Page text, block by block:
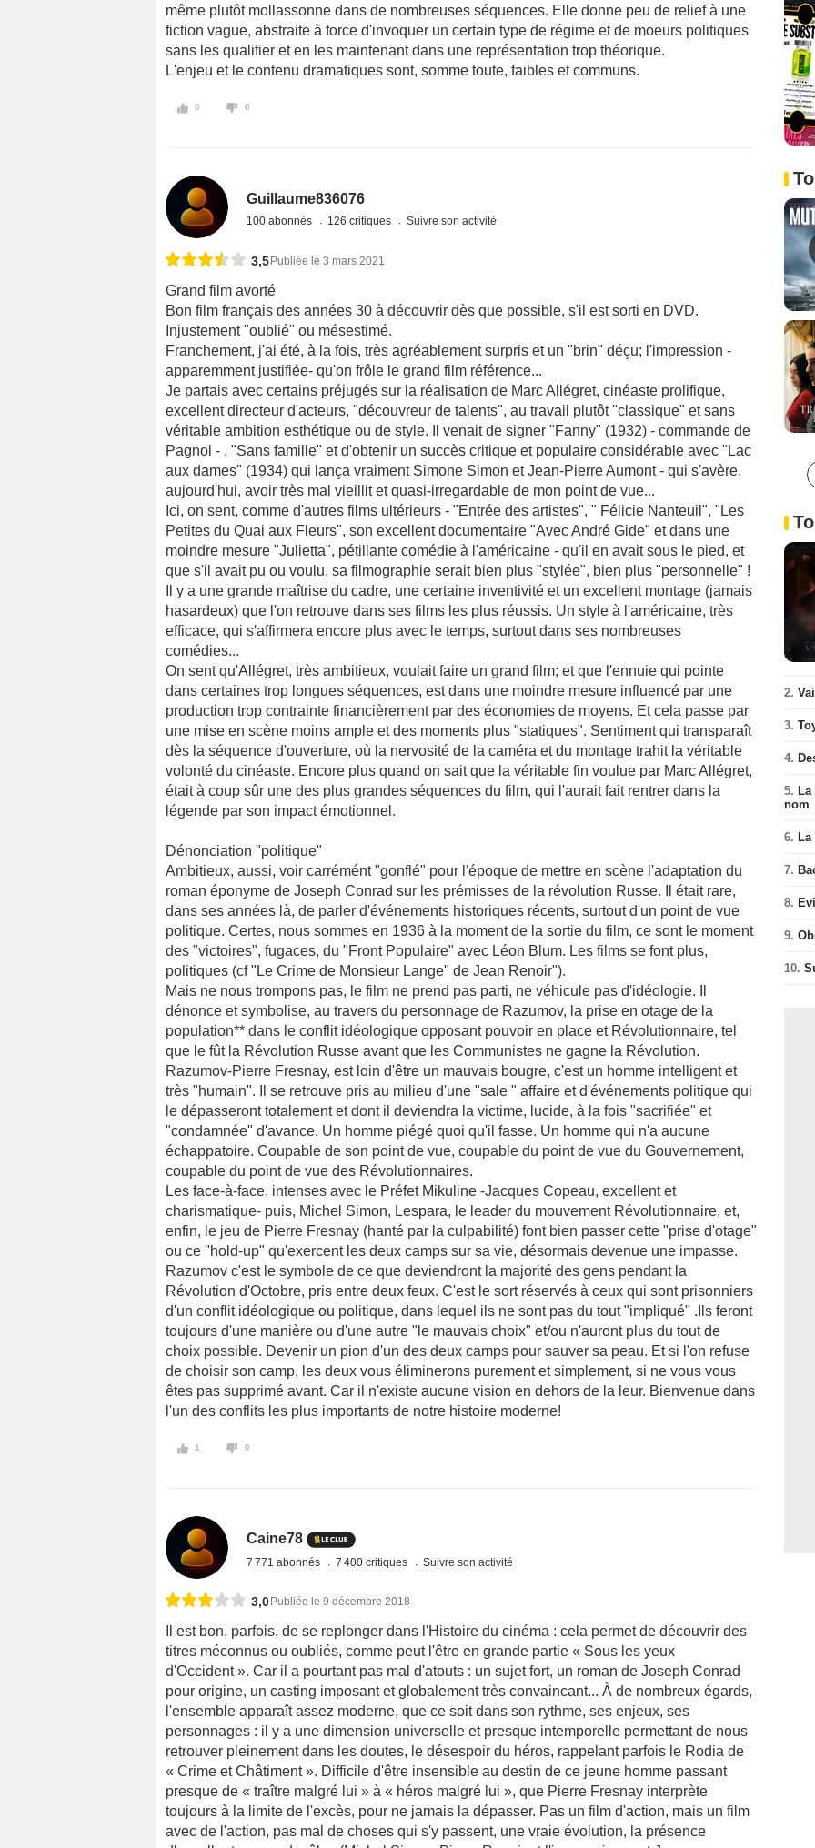
même plutôt mollassonne dans de nombreuses séquences. Elle donne peu de relief à une
fiction vague, abstraite à force d'invoquer un certain type de régime et de moeurs politiques
sans les qualifier et en les maintenant dans une représentation trop théorique.
L'enjeu et le contenu dramatiques sont, somme toute, faibles et communs.
0 0
Guillaume836076
100 abonnés 126 critiques Suivre son activité
3,5Publiée le 3 mars 2021
Grand film avorté
Bon film français des années 30 à découvrir dès que possible, s'il est sorti en DVD.
Injustement "oublié" ou mésestimé.
Franchement, j'ai été, à la fois, très agréablement surpris et un "brin" déçu; l'impression -
apparemment justifiée- qu'on frôle le grand film référence...
Je partais avec certains préjugés sur la réalisation de Marc Allégret, cinéaste prolifique,
excellent directeur d'acteurs, "découvreur de talents", au travail plutôt "classique" et sans
véritable ambition esthétique ou de style. Il venait de signer "Fanny" (1932) - commande de
Pagnol - , "Sans famille" et d'obtenir un succès critique et populaire considérable avec "Lac
aux dames" (1934) qui lança vraiment Simone Simon et Jean-Pierre Aumont - qui s'avère,
aujourd'hui, avoir très mal vieillit et quasi-irregardable de mon point de vue...
Ici, on sent, comme d'autres films ultérieurs - "Entrée des artistes", " Félicie Nanteuil", "Les
Petites du Quai aux Fleurs", son excellent documentaire "Avec André Gide" et dans une
moindre mesure "Julietta", pétillante comédie à l'américaine - qu'il en avait sous le pied, et
que s'il avait pu ou voulu, sa filmographie serait bien plus "stylée", bien plus "personnelle" !
Il y a une grande maîtrise du cadre, une certaine inventivité et un excellent montage (jamais
hasardeux) que l'on retrouve dans ses films les plus réussis. Un style à l'américaine, très
efficace, qui s'affirmera encore plus avec le temps, surtout dans ses nombreuses
comédies...
On sent qu'Allégret, très ambitieux, voulait faire un grand film; et que l'ennuie qui pointe
dans certaines trop longues séquences, est dans une moindre mesure influencé par une
production trop contrainte financièrement par des économies de moyens. Et cela passe par
une mise en scène moins ample et des moments plus "statiques". Sentiment qui transparaît
dès la séquence d'ouverture, où la nervosité de la caméra et du montage trahit la véritable
volonté du cinéaste. Encore plus quand on sait que la véritable fin voulue par Marc Allégret,
était à coup sûr une des plus grandes séquences du film, qui l'aurait fait rentrer dans la
légende par son impact émotionnel.
Dénonciation "politique"
Ambitieux, aussi, voir carrémént "gonflé" pour l'époque de mettre en scène l'adaptation du
roman éponyme de Joseph Conrad sur les prémisses de la révolution Russe. Il était rare,
dans ses années là, de parler d'événements historiques récents, surtout d'un point de vue
politique. Certes, nous sommes en 1936 à la moment de la sortie du film, ce sont le moment
des "victoires", fugaces, du "Front Populaire" avec Léon Blum. Les films se font plus,
politiques (cf "Le Crime de Monsieur Lange" de Jean Renoir").
Mais ne nous trompons pas, le film ne prend pas parti, ne véhicule pas d'idéologie. Il
dénonce et symbolise, au travers du personnage de Razumov, la prise en otage de la
population** dans le conflit idéologique opposant pouvoir en place et Révolutionnaire, tel
que le fût la Révolution Russe avant que les Communistes ne gagne la Révolution.
Razumov-Pierre Fresnay, est loin d'être un mauvais bougre, c'est un homme intelligent et
très "humain". Il se retrouve pris au milieu d'une "sale " affaire et d'événements politique qui
le dépasseront totalement et dont il deviendra la victime, lucide, à la fois "sacrifiée" et
"condamnée" d'avance. Un homme piégé quoi qu'il fasse. Un homme qui n'a aucune
échappatoire. Coupable de son point de vue, coupable du point de vue du Gouvernement,
coupable du point de vue des Révolutionnaires.
Les face-à-face, intenses avec le Préfet Mikuline -Jacques Copeau, excellent et
charismatique- puis, Michel Simon, Lespara, le leader du mouvement Révolutionnaire, et,
enfin, le jeu de Pierre Fresnay (hanté par la culpabilité) font bien passer cette "prise d'otage"
ou ce "hold-up" qu'exercent les deux camps sur sa vie, désormais devenue une impasse.
Razumov c'est le symbole de ce que deviendront la majorité des gens pendant la
Révolution d'Octobre, pris entre deux feux. C'est le sort réservés à ceux qui sont prisonniers
d'un conflit idéologique ou politique, dans lequel ils ne sont pas du tout "impliqué" .Ils feront
toujours d'une manière ou d'une autre "le mauvais choix" et/ou n'auront plus du tout de
choix possible. Devenir un pion d'un des deux camps pour sauver sa peau. Et si l'on refuse
de choisir son camp, les deux vous éliminerons purement et simplement, si ne vous vous
êtes pas supprimé avant. Car il n'existe aucune vision en dehors de la leur. Bienvenue dans
l'un des conflits les plus importants de notre histoire moderne!
1 0
Caine78
7 771 abonnés 7 400 critiques Suivre son activité
3,0Publiée le 9 décembre 2018
Il est bon, parfois, de se replonger dans l'Histoire du cinéma : cela permet de découvrir des
titres méconnus ou oubliés, comme peut l'être en grande partie « Sous les yeux
d'Occident ». Car il a pourtant pas mal d'atouts : un sujet fort, un roman de Joseph Conrad
pour origine, un casting imposant et globalement très convaincant... À de nombreux égards,
l'ensemble apparaît assez moderne, que ce soit dans son rythme, ses enjeux, ses
personnages : il y a une dimension universelle et presque intemporelle permettant de nous
retrouver pleinement dans les doutes, le désespoir du héros, rappelant parfois le Rodia de
« Crime et Châtiment ». Difficile d'être insensible au destin de ce jeune homme passant
presque de « traître malgré lui » à « héros malgré lui », que Pierre Fresnay interprète
toujours à la limite de l'excès, pour ne jamais la dépasser. Pas un film d'action, mais un film
avec de l'action, pas mal de choses qui s'y passent, une vraie évolution, la présence
2.
3.
4.
5.
nom
6.
7.
8.
9.
10.